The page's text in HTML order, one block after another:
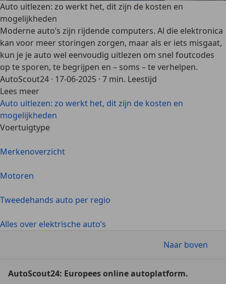
Auto uitlezen: zo werkt het, dit zijn de kosten en
mogelijkheden
Moderne auto’s zijn rijdende computers. Al die elektronica
kan voor meer storingen zorgen, maar als er iets misgaat,
kun je je auto wel eenvoudig uitlezen om snel foutcodes
op te sporen, te begrijpen en – soms – te verhelpen.
AutoScout24 · 17-06-2025 · 7 min. Leestijd
Lees meer
Auto uitlezen: zo werkt het, dit zijn de kosten en
mogelijkheden
Voertuigtype
Merkenoverzicht
Motoren
Tweedehands auto per regio
Alles over elektrische auto’s
Naar boven
AutoScout24: Europees online autoplatform.